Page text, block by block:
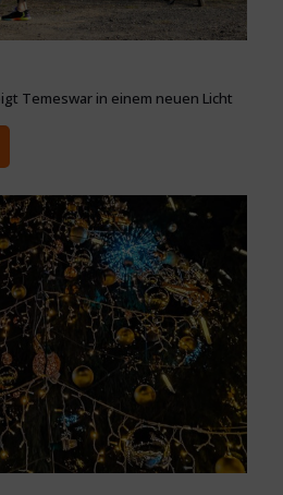
Temeswar in einem neuen Licht